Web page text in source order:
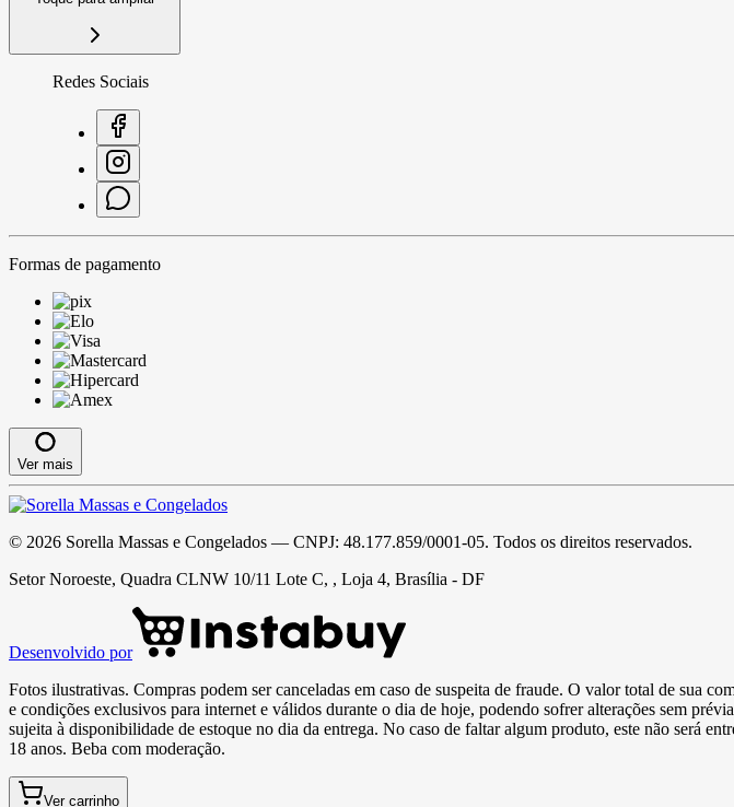
Redes Sociais
Formas de pagamento
Ver mais
© 2026 Sorella Massas e Congelados — CNPJ: 48.177.859/0001-05. Todos os direitos reservados.
Setor Noroeste, Quadra CLNW 10/11 Lote C, , Loja 4, Brasília - DF
Desenvolvido por
Fotos ilustrativas. Compras podem ser canceladas em caso de suspeita de fraude. O valor total de sua
e condições exclusivos para internet e válidos durante o dia de hoje, podendo sofrer alterações sem
sujeita à disponibilidade de estoque no dia da entrega. No caso de faltar algum produto, este não será
18 anos. Beba com moderação.
Ver carrinho